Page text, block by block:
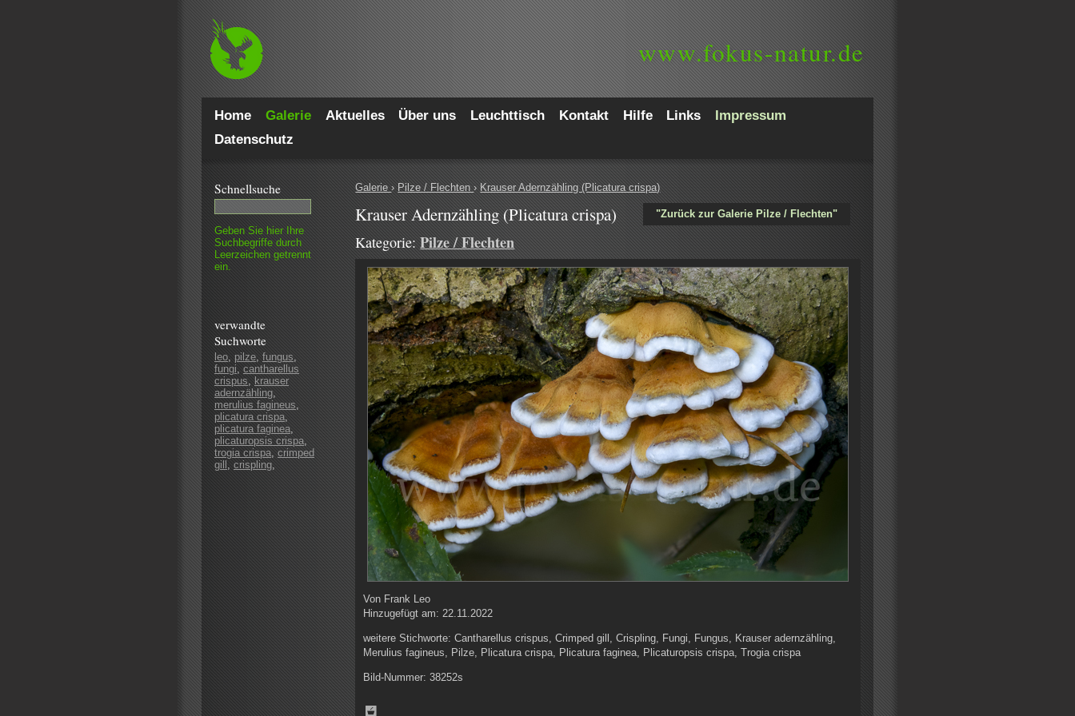
www.fokus-natur.de
Home Galerie Aktuelles Über uns Leuchttisch Kontakt Hilfe Links
Impressum
Datenschutz
Schnell­suche
Geben Sie hier Ihre
Such­begriffe durch
Leer­zeichen getrennt
ein.
verwandte
Suchworte
leo, pilze, fungus,
fungi, cantharellus
crispus, krauser
adernzähling,
merulius fagineus,
plicatura crispa,
plicatura faginea,
plicaturopsis crispa,
trogia crispa, crimped
gill , crispling,
Galerie› Pilze / Flechten›Krauser Adernzähling (Plicatura crispa)
"Zurück zur Galerie Pilze / Flechten"
Krauser Adernzähling (Plicatura crispa)
Kategorie:Pilze / Flechten
Von Frank Leo
Hinzugefügt am:22.11.2022
weitere Stichworte:Cantharellus crispus, Crimped gill, Crispling, Fungi, Fungus, Krauser adernzähling,
Merulius fagineus, Pilze, Plicatura crispa, Plicatura faginea, Plicaturopsis crispa, Trogia crispa
Bild-Nummer:38252s